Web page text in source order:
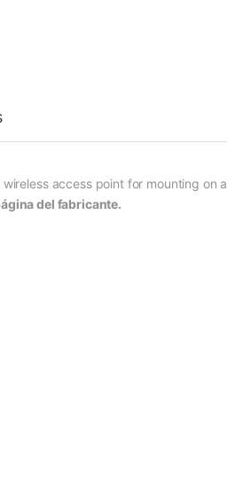
access point for mounting on a
del fabricante.